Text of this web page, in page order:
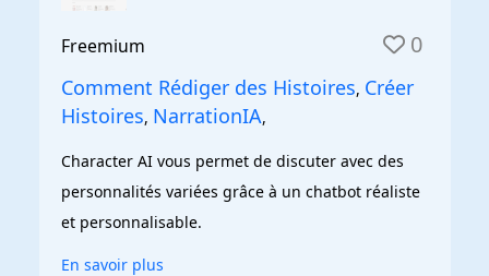
Freemium 0
Comment Rédiger des Histoires, Créer
Histoires, NarrationIA,
Character AI vous permet de discuter avec des
personnalités variées grâce à un chatbot réaliste
et personnalisable.
En savoir plus